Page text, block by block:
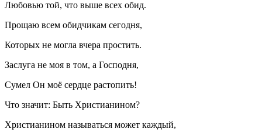
Любовью той, что выше всех обид.
Прощаю всем обидчикам сегодня,
Которых не могла вчера простить.
Заслуга не моя в том, а Господня,
Сумел Он моё сердце растопить!
Что значит: Быть Христианином?
Христианином называться может каждый,